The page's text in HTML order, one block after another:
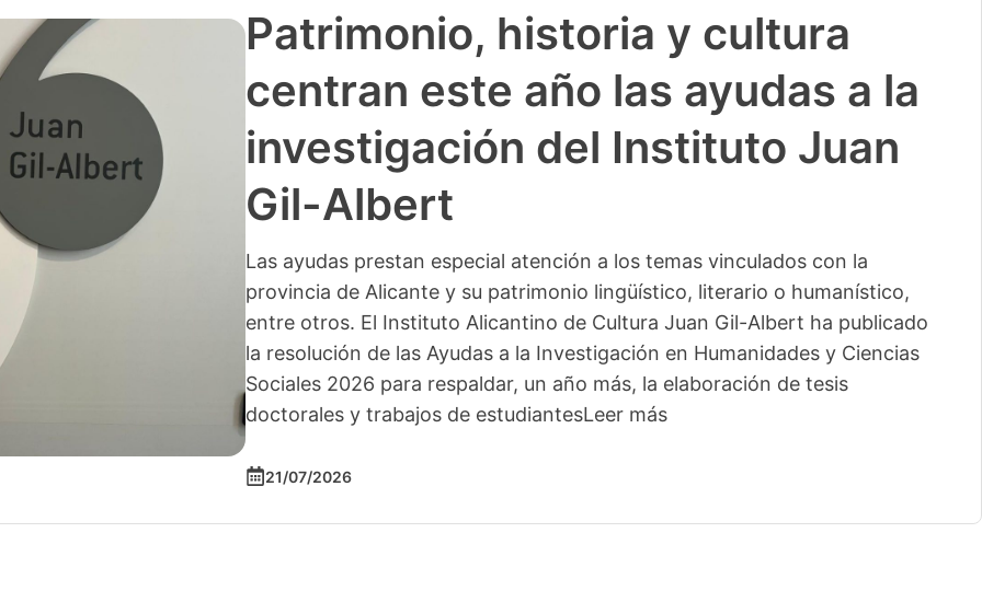
Patrimonio, historia y cultura
centran este año las ayudas a la
investigación del Instituto Juan
Gil-Albert
Las ayudas prestan especial atención a los temas vinculados con la
provincia de Alicante y su patrimonio lingüístico, literario o humanístico,
entre otros. El Instituto Alicantino de Cultura Juan Gil-Albert ha publicado
la resolución de las Ayudas a la Investigación en Humanidades y Ciencias
Sociales 2026 para respaldar, un año más, la elaboración de tesis
doctorales y trabajos de estudiantesLeer más
21/07/2026